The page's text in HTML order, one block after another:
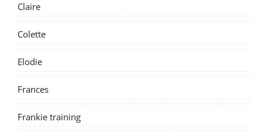
Claire
Colette
Elodie
Frances
Frankie training